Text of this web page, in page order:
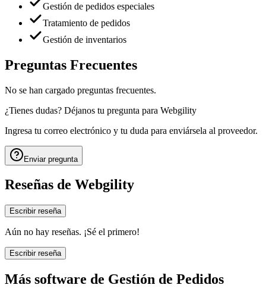
Gestión de pedidos especiales
Tratamiento de pedidos
Gestión de inventarios
Preguntas Frecuentes
No se han cargado preguntas frecuentes.
¿Tienes dudas? Déjanos tu pregunta para Webgility
Ingresa tu correo electrónico y tu duda para enviársela al proveedor.
Enviar pregunta
Reseñas de Webgility
Escribir reseña
Aún no hay reseñas. ¡Sé el primero!
Escribir reseña
Más software de Gestión de Pedidos